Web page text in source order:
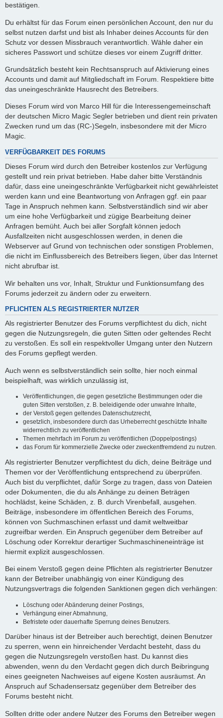
bestätigen.
Du erhältst für das Forum einen persönlichen Account, den nur du
selbst nutzen darfst und bist als Inhaber deines Accounts für den
Schutz vor dessen Missbrauch verantwortlich. Wähle daher ein
sicheres Passwort und schütze dieses vor einem Zugriff dritter.
Grundsätzlich besteht kein Rechtsanspruch auf Aktivierung eines
Accounts und damit auf Mitgliedschaft im Forum. Respektiere bitte
das uneingeschränkte Hausrecht des Betreibers.
Dieses Forum wird von Marco Hill für die Interessengemeinschaft
der deutschen Micro Magic Segler betrieben und dient rein privaten
Zwecken rund um das (RC-)Segeln, insbesondere mit der Micro
Magic.
VERFÜGBARKEIT DES FORUMS
Dieses Forum wird durch den Betreiber kostenlos zur Verfügung
gestellt und rein privat betrieben. Habe daher bitte Verständnis
dafür, dass eine uneingeschränkte Verfügbarkeit nicht gewährleistet
werden kann und eine Beantwortung von Anfragen ggf. ein paar
Tage in Anspruch nehmen kann. Selbstverständlich sind wir aber
um eine hohe Verfügbarkeit und zügige Bearbeitung deiner
Anfragen bemüht. Auch bei aller Sorgfalt können jedoch
Ausfallzeiten nicht ausgeschlossen werden, in denen die
Webserver auf Grund von technischen oder sonstigen Problemen,
die nicht im Einflussbereich des Betreibers liegen, über das Internet
nicht abrufbar ist.
Wir behalten uns vor, Inhalt, Struktur und Funktionsumfang des
Forums jederzeit zu ändern oder zu erweitern.
PFLICHTEN ALS REGISTRIERTER NUTZER
Als registrierter Benutzer des Forums verpflichtest du dich, nicht
gegen die Nutzungsregeln, die guten Sitten oder geltendes Recht
zu verstoßen. Es soll ein respektvoller Umgang unter den Nutzern
des Forums gepflegt werden.
Auch wenn es selbstverständlich sein sollte, hier noch einmal
beispielhaft, was wirklich unzulässig ist,
Veröffentlichungen, die gegen gesetzliche Bestimmungen oder die
guten Sitten verstoßen, z. B. beleidigende oder unwahre Inhalte,
der Verstoß gegen geltendes Datenschutzrecht,
gesetzlich, insbesondere durch das Urheberrecht geschützte Inhalte
widerrechtlich zu veröffentlichen
Themen mehrfach im Forum zu veröffentlichen (Doppelpostings)
das Forum für kommerzielle Zwecke oder zweckentfremdend zu nutzen.
Als registrierter Benutzer verpflichtest du dich, deine Beiträge und
Themen vor der Veröffentlichung entsprechend zu überprüfen.
Auch bist du verpflichtet, dafür Sorge zu tragen, dass von Dateien
oder Dokumenten, die du als Anhänge zu deinen Beträgen
hochlädst, keine Schäden, z. B. durch Virenbefall, ausgehen.
Beiträge, insbesondere im öffentlichen Bereich des Forums,
können von Suchmaschinen erfasst und damit weltweitbar
zugreifbar werden. Ein Anspruch gegenüber dem Betreiber auf
Löschung oder Korrektur derartiger Suchmaschineneinträge ist
hiermit explizit ausgeschlossen.
Bei einem Verstoß gegen deine Pflichten als registrierter Benutzer
kann der Betreiber unabhängig von einer Kündigung des
Nutzungsvertrags die folgenden Sanktionen gegen dich verhängen:
Löschung oder Abänderung deiner Postings,
Verhängung einer Abmahnung,
Befristete oder dauerhafte Sperrung deines Benutzers.
Darüber hinaus ist der Betreiber auch berechtigt, deinen Benutzer
zu sperren, wenn ein hinreichender Verdacht besteht, dass du
gegen die Nutzungsregeln verstoßen hast. Du kannst dies
abwenden, wenn du den Verdacht gegen dich durch Beibringung
eines geeigneten Nachweises auf eigene Kosten ausräumst. An
Anspruch auf Schadensersatz gegenüber dem Betreiber des
Forums besteht nicht.
Sollten dritte oder andere Nutzer des Forums den Betreiber wegen